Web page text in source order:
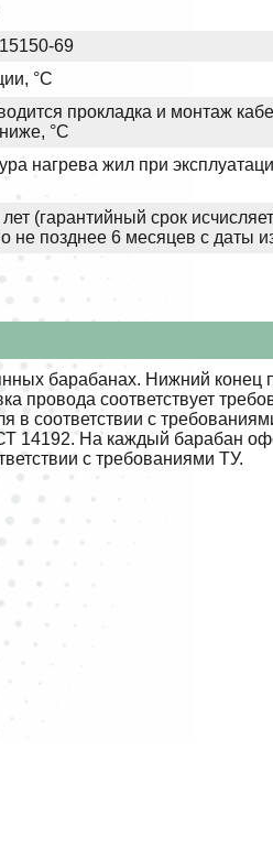
69
°С
прокладка и монтаж
°С
нагрева жил при
(гарантийный срок
не позднее 6 месяцев с даты
барабанах. Нижний
провода соответствует
в соответствии с
14192. На каждый барабан
с требованиями ТУ.